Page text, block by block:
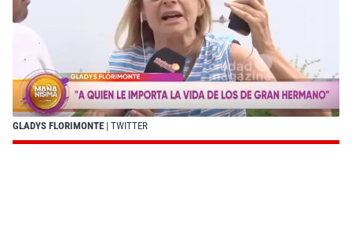
GLADYS FLORIMONTE | TWITTER